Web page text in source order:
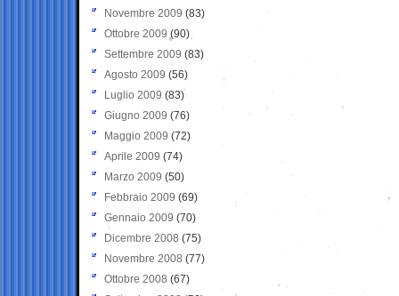
Novembre 2009 (83)
Ottobre 2009 (90)
Settembre 2009 (83)
Agosto 2009 (56)
Luglio 2009 (83)
Giugno 2009 (76)
Maggio 2009 (72)
Aprile 2009 (74)
Marzo 2009 (50)
Febbraio 2009 (69)
Gennaio 2009 (70)
Dicembre 2008 (75)
Novembre 2008 (77)
Ottobre 2008 (67)